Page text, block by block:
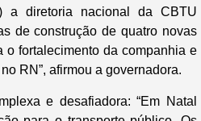
a diretoria nacional da CBTU
de construção de quatro novas
o fortalecimento da companhia e
RN”, afirmou a governadora.
e desafiadora: “Em Natal